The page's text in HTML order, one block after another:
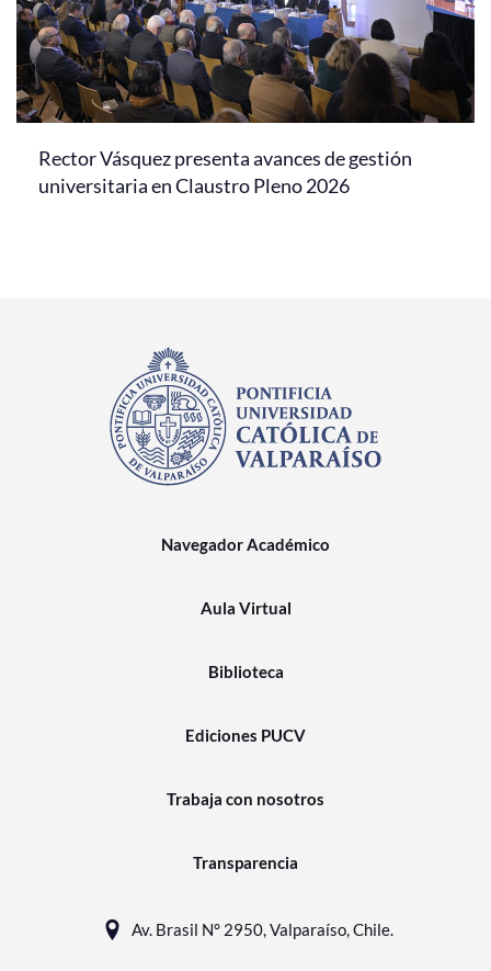
Rector Vásquez presenta avances de gestión
universitaria en Claustro Pleno 2026
Navegador Académico
Aula Virtual
Biblioteca
Ediciones PUCV
Trabaja con nosotros
Transparencia
Av. Brasil N° 2950, Valparaíso, Chile.